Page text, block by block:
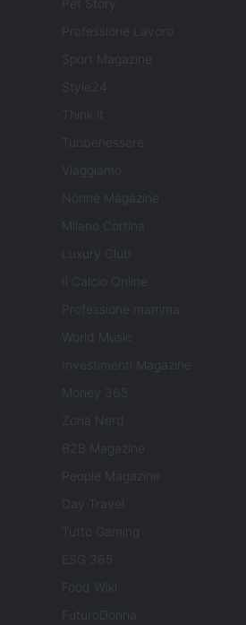
Professione Lavoro
Sport Magazine
Style24
Think.it
Tuobenessere
Viaggiamo
Nonne Magazine
Milano Cortina
Luxury Club
Il Calcio Online
Professione mamma
World Music
Investimenti Magazine
Money 365
Zona Nerd
B2B Magazine
People Magazine
Day Travel
Tutto Gaming
ESG 365
Food Wiki
FuturoDonna